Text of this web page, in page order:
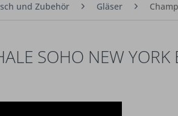
und Zubehör Gläser
SOHO NEW YORK